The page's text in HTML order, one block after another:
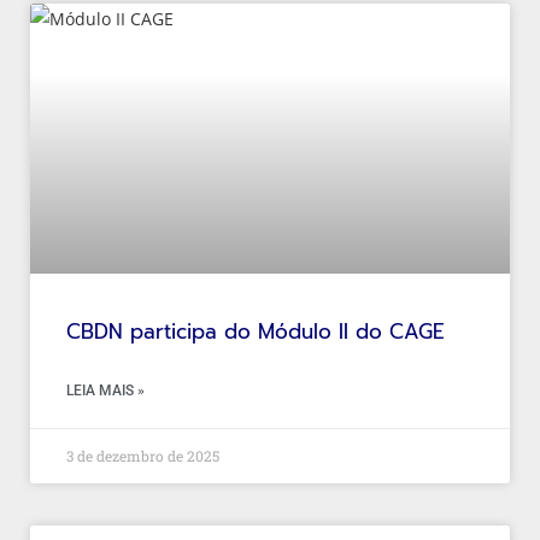
CBDN participa do Módulo II do CAGE
LEIA MAIS »
3 de dezembro de 2025